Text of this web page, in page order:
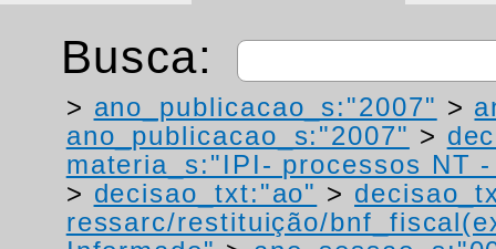
Busca:
> ano_publicacao_s:"2007" >
ano_publicacao_s:"2007" >
materia_s:"IPI- processos NT
> decisao_txt:"ao" >
ressarc/restituição/